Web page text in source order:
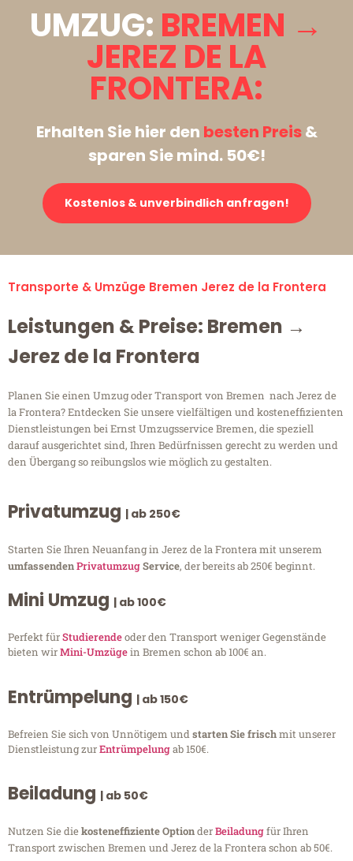
UMZUG: BREMEN →
JEREZ DE LA
FRONTERA:
Erhalten Sie hier den besten Preis&
sparen Sie mind. 50€!
Kostenlos & unverbindlich anfragen!
Transporte & Umzüge Bremen Jerez de la Frontera
Leistungen & Preise: Bremen →
Jerez de la Frontera
Planen Sie einen Umzug oder Transport von Bremen nach Jerez de
la Frontera? Entdecken Sie unsere vielfältigen und kosteneffizienten
Dienstleistungen bei Ernst Umzugsservice Bremen, die speziell
darauf ausgerichtet sind, Ihren Bedürfnissen gerecht zu werden und
den Übergang so reibungslos wie möglich zu gestalten.
Privatumzug | ab 250€
Starten Sie Ihren Neuanfang in Jerez de la Frontera mit unserem
umfassendenPrivatumzugService, der bereits ab 250€ beginnt.
Mini Umzug | ab 100€
Perfekt fürStudierendeoder den Transport weniger Gegenstände
bieten wirMini-Umzügein Bremen schon ab 100€ an.
Entrümpelung | ab 150€
Befreien Sie sich von Unnötigem undstarten Sie frischmit unserer
Dienstleistung zurEntrümpelungab 150€.
Beiladung | ab 50€
Nutzen Sie diekosteneffiziente OptionderBeiladungfür Ihren
Transport zwischen Bremen und Jerez de la Frontera schon ab 50€.